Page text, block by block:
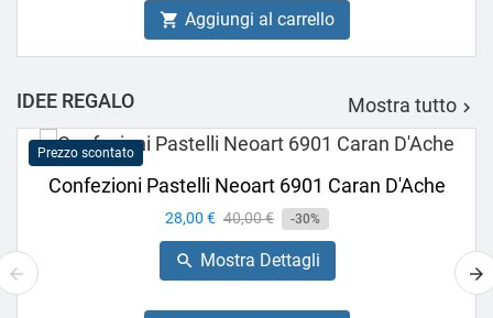
 Aggiungi al carrello
IDEE REGALO Mostra tutto 
Prezzo scontato
Confezioni Pastelli Neoart 6901 Caran D'Ache
Prezzo
28,00 € Prezzo
base
40,00 € -30%
 Mostra Dettagli